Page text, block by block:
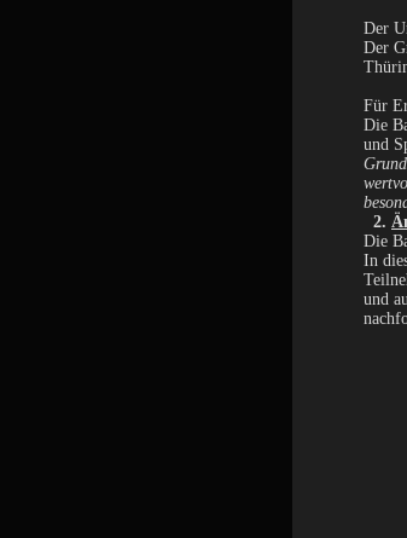
Der
Der
Für
Die
und
2.
Die
In
und